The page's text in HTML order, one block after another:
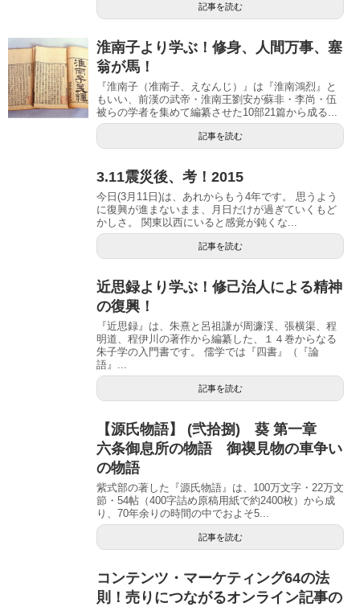
記事を読む
淮南子より学ぶ！修身、人間万事、塞
翁が馬！
『淮南子（准南子、えなんじ）』は『淮南鴻烈』と
もいい、前漢の武帝・淮南王劉安が蘇非・李尚・伍
被らの学者を集めて編纂させた10部21篇から成る...
記事を読む
3.11震災後、考！2015
今日(3月11日)は、あれからもう4年です。 思うよう
に復興が進まないまま、月日だけが過ぎていくもど
かしさ。 関東以西にいると感覚が鈍くな...
記事を読む
近思録より学ぶ！修己治人による精神
の復興！
『近思録』は、朱熹と呂祖謙が周濂渓、張横渠、程
明道、程伊川の著作から編纂した、１４巻からなる
朱子学の入門書です。 儒学では『四書』（『論
語』...
記事を読む
【源氏物語】 (弐拾捌) 葵 第一章
六条御息所の物語 御禊見物の車争い
の物語
紫式部の著した『源氏物語』は、100万文字・22万文
節・54帖（400字詰め原稿用紙で約2400枚）から成
り、70年余りの時間の中でおよそ5...
記事を読む
コンテンツ・マーケティング64の法
則！売りにつながるオンライン記事の